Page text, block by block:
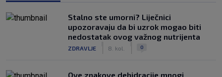
Stalno ste umorni? Liječnici
upozoravaju da bi uzrok mogao biti
nedostatak ovog važnog nutrijenta
ZDRAVLJE 8. kol. 0
Ove znakove dehidracije mnogi